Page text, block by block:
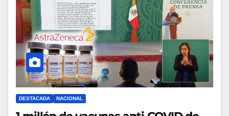
DESTACADA NACIONAL